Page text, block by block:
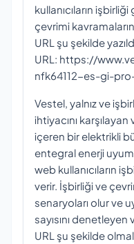
kullanıcıların
çevrimi
URL şu şekilde
URL: https://
nfk64112-es-gi-
Vestel, yalnız ve
ihtiyacını karşılayan
içeren bir elektrikli
entegral enerji
web kullanıcıların
verir. İşbirliği ve
senaryoları olur ve
sayısını denetleyen
URL şu şekilde